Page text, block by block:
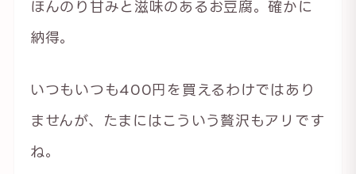
ほんのり甘みと滋味のあるお豆腐。確かに
納得。
いつもいつも400円を買えるわけではあり
ませんが、たまにはこういう贅沢もアリです
ね。